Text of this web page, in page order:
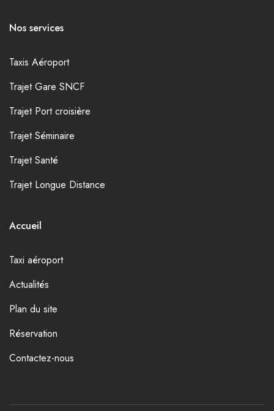
Nos services
Taxis Aéroport
Trajet Gare SNCF
Trajet Port croisière
Trajet Séminaire
Trajet Santé
Trajet Longue Distance
Accueil
Taxi aéroport
Actualités
Plan du site
Réservation
Contactez-nous